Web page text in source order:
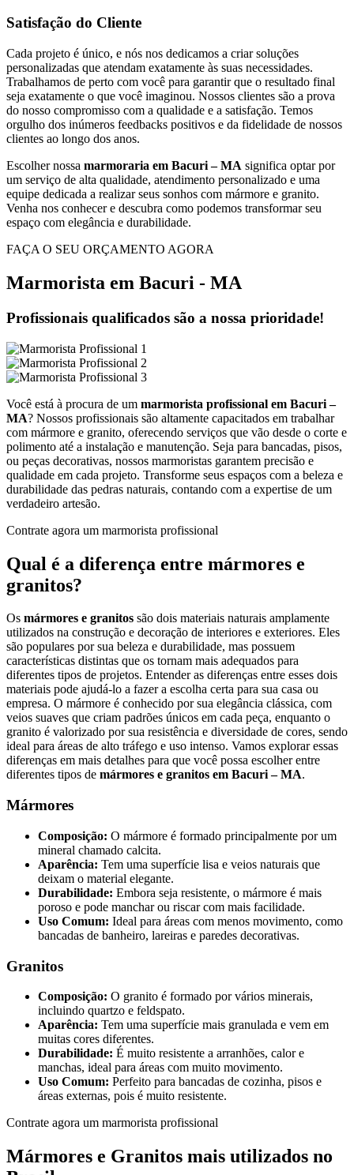
Satisfação do Cliente
Cada projeto é único, e nós nos dedicamos a criar soluções
personalizadas que atendam exatamente às suas necessidades.
Trabalhamos de perto com você para garantir que o resultado final
seja exatamente o que você imaginou. Nossos clientes são a prova
do nosso compromisso com a qualidade e a satisfação. Temos
orgulho dos inúmeros feedbacks positivos e da fidelidade de nossos
clientes ao longo dos anos.
Escolher nossa marmoraria em Bacuri – MA significa optar por
um serviço de alta qualidade, atendimento personalizado e uma
equipe dedicada a realizar seus sonhos com mármore e granito.
Venha nos conhecer e descubra como podemos transformar seu
espaço com elegância e durabilidade.
FAÇA O SEU ORÇAMENTO AGORA
Marmorista em Bacuri - MA
Profissionais qualificados são a nossa prioridade!
Você está à procura de um marmorista profissional em Bacuri –
MA? Nossos profissionais são altamente capacitados em trabalhar
com mármore e granito, oferecendo serviços que vão desde o corte e
polimento até a instalação e manutenção. Seja para bancadas, pisos,
ou peças decorativas, nossos marmoristas garantem precisão e
qualidade em cada projeto. Transforme seus espaços com a beleza e
durabilidade das pedras naturais, contando com a expertise de um
verdadeiro artesão.
Contrate agora um marmorista profissional
Qual é a diferença entre mármores e
granitos?
Os mármores e granitos são dois materiais naturais amplamente
utilizados na construção e decoração de interiores e exteriores. Eles
são populares por sua beleza e durabilidade, mas possuem
características distintas que os tornam mais adequados para
diferentes tipos de projetos. Entender as diferenças entre esses dois
materiais pode ajudá-lo a fazer a escolha certa para sua casa ou
empresa. O mármore é conhecido por sua elegância clássica, com
veios suaves que criam padrões únicos em cada peça, enquanto o
granito é valorizado por sua resistência e diversidade de cores, sendo
ideal para áreas de alto tráfego e uso intenso. Vamos explorar essas
diferenças em mais detalhes para que você possa escolher entre
diferentes tipos de mármores e granitos em Bacuri – MA.
Mármores
Composição: O mármore é formado principalmente por um
mineral chamado calcita.
Aparência: Tem uma superfície lisa e veios naturais que
deixam o material elegante.
Durabilidade: Embora seja resistente, o mármore é mais
poroso e pode manchar ou riscar com mais facilidade.
Uso Comum: Ideal para áreas com menos movimento, como
bancadas de banheiro, lareiras e paredes decorativas.
Granitos
Composição: O granito é formado por vários minerais,
incluindo quartzo e feldspato.
Aparência: Tem uma superfície mais granulada e vem em
muitas cores diferentes.
Durabilidade: É muito resistente a arranhões, calor e
manchas, ideal para áreas com muito movimento.
Uso Comum: Perfeito para bancadas de cozinha, pisos e
áreas externas, pois é muito resistente.
Contrate agora um marmorista profissional
Mármores e Granitos mais utilizados no